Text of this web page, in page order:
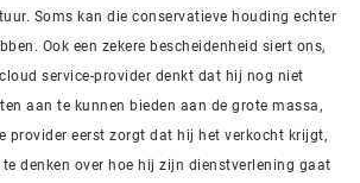
Soms kan die conservatieve houding echter
Ook een zekere bescheidenheid siert ons,
service-provider denkt dat hij nog niet
aan te kunnen bieden aan de grote massa,
provider eerst zorgt dat hij het verkocht krijgt,
denken over hoe hij zijn dienstverlening gaat